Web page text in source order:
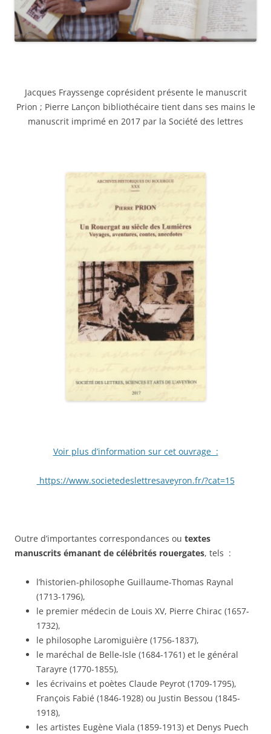
Jacques Frayssenge coprésident présente le manuscrit
Prion ; Pierre Lançon bibliothécaire tient dans ses mains le
manuscrit imprimé en 2017 par la Société des lettres
Voir plus d’information sur cet ouvrage :
https://www.societedeslettresaveyron.fr/?cat=15
Outre d’importantes correspondances ou textes
manuscrits émanant de célébrités rouergates, tels :
l’historien-philosophe Guillaume-Thomas Raynal
(1713-1796),
le premier médecin de Louis XV, Pierre Chirac (1657-
1732),
le philosophe Laromiguière (1756-1837),
le maréchal de Belle-Isle (1684-1761) et le général
Tarayre (1770-1855),
les écrivains et poètes Claude Peyrot (1709-1795),
François Fabié (1846-1928) ou Justin Bessou (1845-
1918),
les artistes Eugène Viala (1859-1913) et Denys Puech